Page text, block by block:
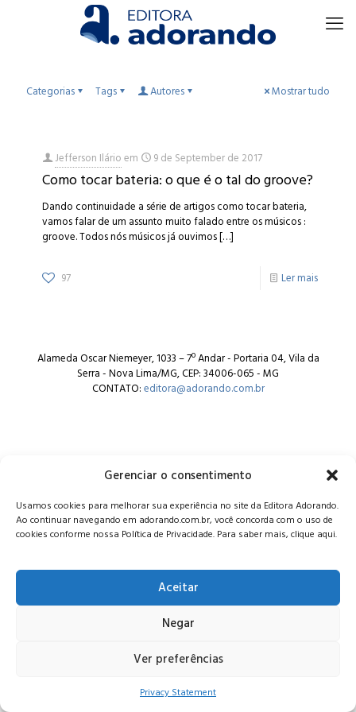
Gerenciar o consentimento
Usamos cookies para melhorar sua experiência no site da Editora Adorando.
Ao continuar navegando em adorando.com.br, você concorda com o uso de
cookies conforme nossa Política de Privacidade. Para saber mais, clique aqui.
Aceitar
Negar
Ver preferências
Privacy Statement
Categorias Tags Autores Mostrar tudo
Jefferson Ilárioem 9 de September de 2017
Como tocar bateria: o que é o tal do groove?
Dando continuidade a série de artigos como tocar bateria,
vamos falar de um assunto muito falado entre os músicos :
groove. Todos nós músicos já ouvimos[…]
97 Ler mais
Alameda Oscar Niemeyer, 1033 – 7º Andar - Portaria 04, Vila da
Serra - Nova Lima/MG, CEP: 34006-065 - MG
CONTATO:editora@adorando.com.br
© Editora Adorando 2026. Todos os direitos reservados.
Consulte nossapolítica de privacidade.